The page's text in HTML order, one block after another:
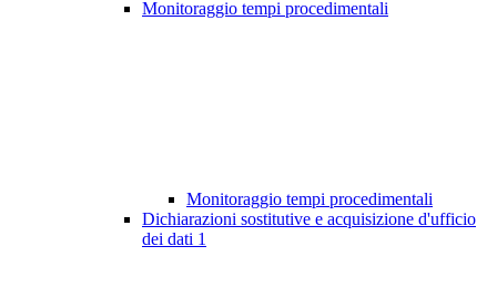
Monitoraggio tempi procedimentali
Monitoraggio tempi procedimentali
Dichiarazioni sostitutive e acquisizione d'ufficio
dei dati 1